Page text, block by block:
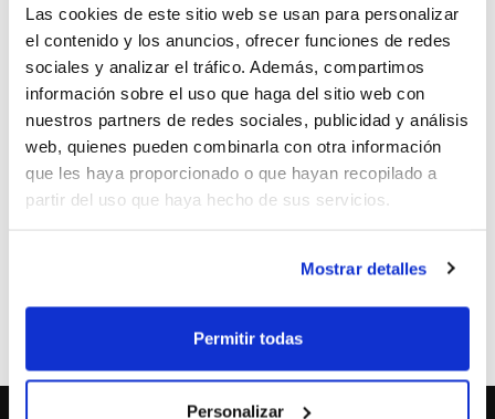
Las cookies de este sitio web se usan para personalizar
el contenido y los anuncios, ofrecer funciones de redes
sociales y analizar el tráfico. Además, compartimos
información sobre el uso que haga del sitio web con
nuestros partners de redes sociales, publicidad y análisis
web, quienes pueden combinarla con otra información
que les haya proporcionado o que hayan recopilado a
partir del uso que haya hecho de sus servicios.
Mostrar detalles
Permitir todas
Personalizar
Els Jocs Esportius de l'Ajuntament de
València ja tenencalendaris de la 2ª Fase
en totes les categories(excepte Juvenil).
La 1a Jornada es disputarà el cap de
competiciones